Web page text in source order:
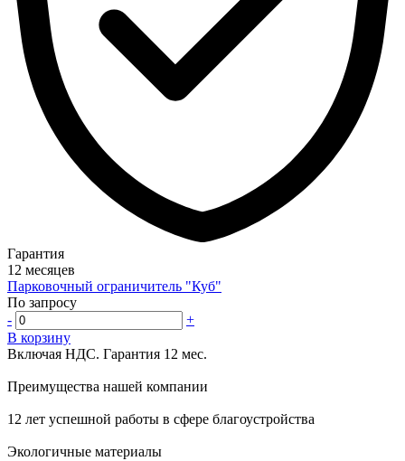
Гарантия
12 месяцев
Парковочный ограничитель "Куб"
По запросу
-
+
В корзину
Включая НДС. Гарантия 12 мес.
Преимущества нашей компании
12 лет успешной работы в сфере благоустройства
Экологичные материалы